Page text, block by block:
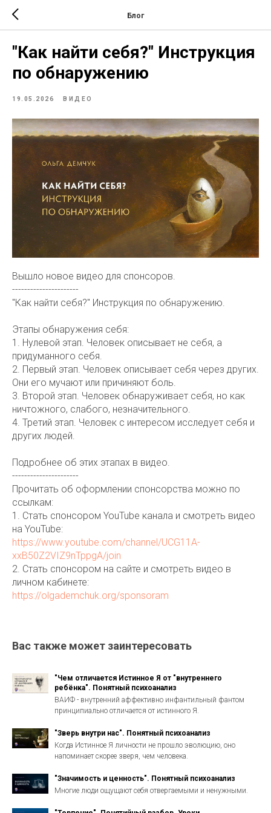
Блог
"Как найти себя?" Инструкция
по обнаружению
19.05.2026 ВИДЕО
Вышло новое видео для спонсоров.
----------------------
"Как найти себя?" Инструкция по обнаружению.
Этапы обнаружения себя:
1. Нулевой этап. Человек описывает не себя, а
придуманного себя.
2. Первый этап. Человек описывает себя через других.
Они его мучают или причиняют боль.
3. Второй этап. Человек обнаруживает себя, но как
ничтожного, слабого, незначительного.
4. Третий этап. Человек с интересом исследует себя и
других людей.
Подробнее об этих этапах в видео.
----------------------
Прочитать об оформлении спонсорства можно по
ссылкам:
1. Стать спонсором YouTube канала и смотреть видео
на YouTube:
https://www.youtube.com/channel/UCG11A-
xxB50Z2VIZ9nTppgA/join
2. Стать спонсором на сайте и смотреть видео в
личном кабинете:
https://olgademchuk.org/sponsoram
Вас также может заинтересовать
"Чем отличается Истинное Я от "внутреннего
ребёнка". Понятный психоанализ
ВАИФ - внутренний аффективно инфантильный фантом
принципиально отличается от истинного Я.
"Зверь внутри нас". Понятный психоанализ
Когда Истинное Я личности не прошло эволюцию, оно
напоминает скорее зверя, чем человека.
"Значимость и ценность". Понятный психоанализ
Многие люди ощущают себя отвергаемыми и ненужными.